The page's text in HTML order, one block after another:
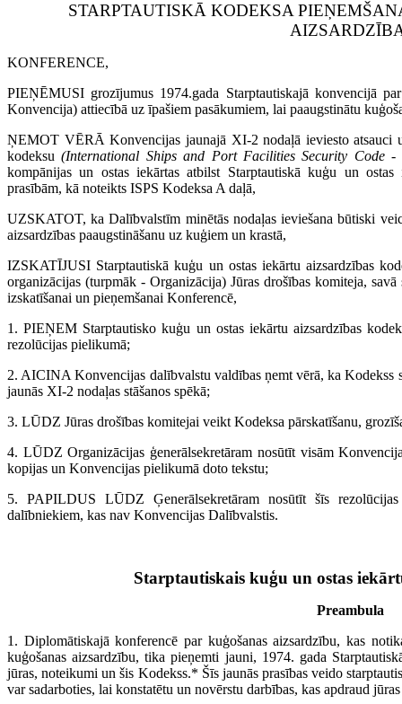
STARPTAUTISKĀ KODEKSA
KONFERENCE,
PIEŅĒMUSI grozījumus 1974.gada Starptautiskajā konvencijā
Konvencija) attiecībā uz īpašiem pasākumiem, lai paaugstinātu
ŅEMOT VĒRĀ Konvencijas jaunajā XI-2 nodaļā ieviesto atsauci
kodeksu(International Ships and Port Facilities Security Code -
kompānijas un ostas iekārtas atbilst Starptautiskā kuģu un
prasībām, kā noteikts ISPS Kodeksa A daļā,
UZSKATOT, ka Dalībvalstīm minētās nodaļas ieviešana būtiski
aizsardzības paaugstināšanu uz kuģiem un krastā,
IZSKATĪJUSI Starptautiskā kuģu un ostas iekārtu aizsardzības
organizācijas (turpmāk - Organizācija) Jūras drošības komiteja,
izskatīšanai un pieņemšanai Konferencē,
1. PIEŅEM Starptautisko kuģu un ostas iekārtu aizsardzības
rezolūcijas pielikumā;
2. AICINA Konvencijas dalībvalstu valdības ņemt vērā, ka Kodekss
jaunās XI-2 nodaļas stāšanos spēkā;
3. LŪDZ Jūras drošības komitejai veikt Kodeksa pārskatīšanu,
4. LŪDZ Organizācijas ģenerālsekretāram nosūtīt visām
kopijas un Konvencijas pielikumā doto tekstu;
5. PAPILDUS LŪDZ Ģenerālsekretāram nosūtīt šīs
dalībniekiem, kas nav Konvencijas Dalībvalstis.
Starptautiskais kuģu un ostas
Preambula
1. Diplomātiskajā konferencē par kuģošanas aizsardzību, kas
kuģošanas aizsardzību, tika pieņemti jauni, 1974. gada
jūras, noteikumi un šis Kodekss.* Šīs jaunās prasības veido
var sadarboties, lai konstatētu un novērstu darbības, kas apdraud